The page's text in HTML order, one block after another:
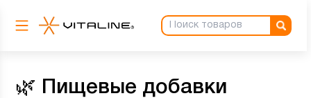
🌿 Пищевые добавки